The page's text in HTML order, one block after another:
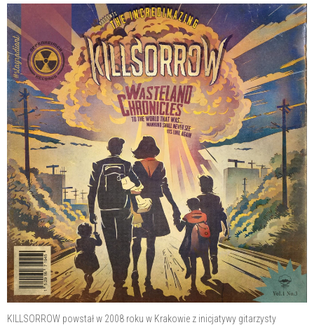
KILLSORROW powstał w 2008 roku w Krakowie z inicjatywy gitarzysty